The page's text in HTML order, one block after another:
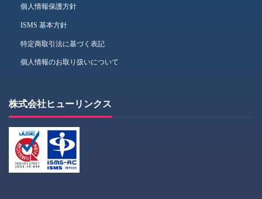
個人情報保護方針
ISMS 基本方針
特定商取引法に基づく表記
個人情報のお取り扱いについて
株式会社ヒューリンクス